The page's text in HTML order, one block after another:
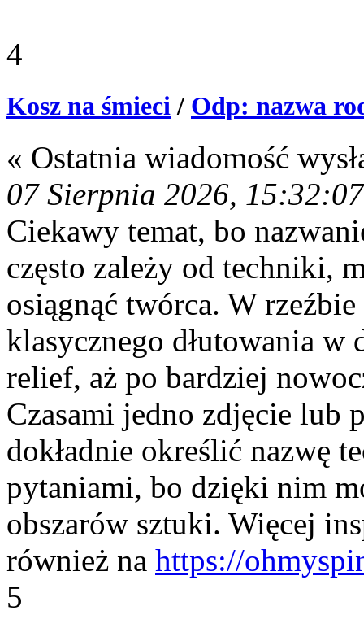
4
Kosz na śmieci / Odp: nazwa
« Ostatnia wiadomość
07 Sierpnia 2026,
Ciekawy temat, bo
często zależy od techniki,
osiągnąć twórca. W
klasycznego dłutowania
relief, aż po bardziej
Czasami jedno zdjęcie lub
dokładnie określić nazwę
pytaniami, bo dzięki nim
obszarów sztuki. Więcej
również na https://
5